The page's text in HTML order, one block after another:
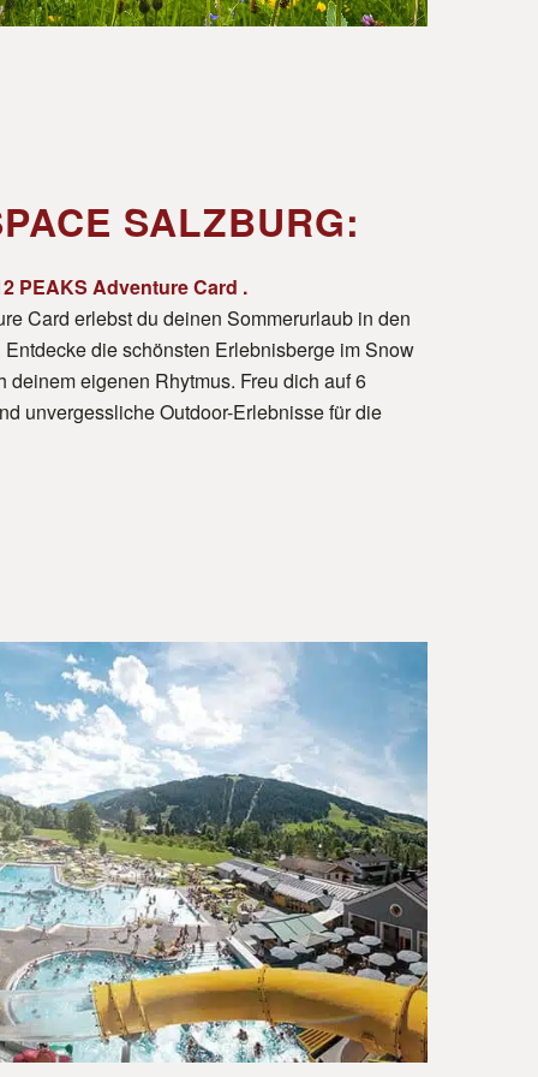
SALZBURG:
PEAKS Adventure Card .
Card erlebst du deinen Sommerurlaub in den
die schönsten Erlebnisberge im Snow
deinem eigenen Rhytmus. Freu dich auf 6
unvergessliche Outdoor-Erlebnisse für die